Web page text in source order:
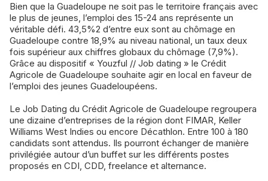
Bien que la Guadeloupe ne soit pas le territoire français avec
le plus de jeunes, l’emploi des 15-24 ans représente un
véritable défi. 43,5%2 d’entre eux sont au chômage en
Guadeloupe contre 18,9% au niveau national, un taux deux
fois supérieur aux chiffres globaux du chômage (7,9%).
Grâce au dispositif « Youzful // Job dating » le Crédit
Agricole de Guadeloupe souhaite agir en local en faveur de
l’emploi des jeunes Guadeloupéens.
Le Job Dating du Crédit Agricole de Guadeloupe regroupera
une dizaine d’entreprises de la région dont FIMAR, Keller
Williams West Indies ou encore Décathlon. Entre 100 à 180
candidats sont attendus. Ils pourront échanger de manière
privilégiée autour d’un buffet sur les différents postes
proposés en CDI, CDD, freelance et alternance.